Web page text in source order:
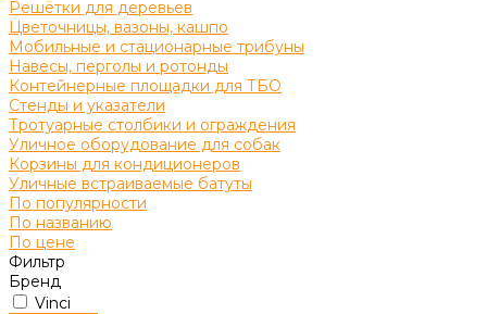
Решётки для деревьев
Цветочницы, вазоны, кашпо
Мобильные и стационарные трибуны
Навесы, перголы и ротонды
Контейнерные площадки для ТБО
Стенды и указатели
Тротуарные столбики и ограждения
Уличное оборудование для собак
Корзины для кондиционеров
Уличные встраиваемые батуты
По популярности
По названию
По цене
Фильтр
Бренд
Vinci